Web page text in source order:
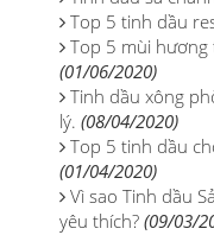
Top 5 tinh dầu
Top 5 mùi
(01/06/2020)
Tinh dầu xông
lý. (08/04/2020)
Top 5 tinh dầu
(01/04/2020)
Vì sao Tinh dầu
yêu thích? (09/03/